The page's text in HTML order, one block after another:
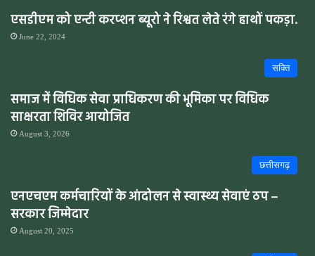
एसडीएम को एन्टी करप्शन ब्यूरो ने रिश्वत लेते रंगे हाथों पकड़ा.
June 22, 2024
सक्ति
समाज में विधिक सेवा प्राधिकरण की भूमिका पर विधिक
साक्षरता शिविर आयोजित
August 3, 2026
छत्तीसगढ़
एनएचएम कर्मचारियों के आंदोलन से स्वास्थ्य सेवाएं ठप –
सरकार जिम्मेदार
August 20, 2025